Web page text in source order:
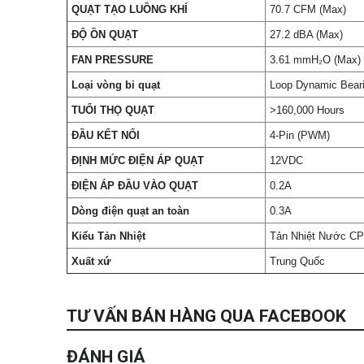
QUẠT TẠO LUỒNG KHÍ 70.7 CFM (Max)
ĐỘ ỒN QUẠT 27.2 dBA (Max)
FAN PRESSURE 3.61 mmH₂O (Max)
Loại vòng bi quạt Loop Dynamic
TUỔI THỌ QUẠT >160,000 Hours
ĐẦU KẾT NỐI 4-Pin (PWM)
ĐỊNH MỨC ĐIỆN ÁP QUẠT 12VDC
ĐIỆN ÁP ĐẦU VÀO QUẠT 0.2A
Dòng điện quạt an toàn 0.3A
Kiểu Tản Nhiệt Tản Nhiệt Nước
Xuất xứ Trung Quốc
TƯ VẤN BÁN HÀNG QUA FACEBOOK
ĐÁNH GIÁ